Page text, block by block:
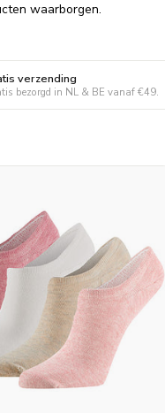
waarborgen.
Naast
onze gehele
en
verzending
bezorgd in NL & BE vanaf €49.